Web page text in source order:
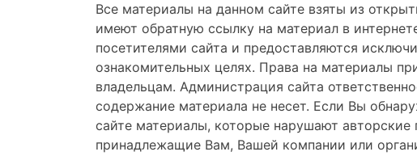
Все материалы на данном сайте взяты из
имеют обратную ссылку на материал в
посетителями сайта и предоставляются
ознакомительных целях. Права на материалы
владельцам. Администрация сайта
содержание материала не несет. Если Вы
сайте материалы, которые нарушают авторские
принадлежащие Вам, Вашей компании или